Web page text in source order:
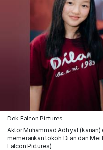
Dok Falcon Pictures
Aktor Muhammad Adhiyat (kanan)
memerankan tokoh Dilan dan Mei
Falcon Pictures)